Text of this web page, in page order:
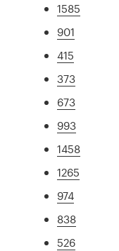
1585
901
415
373
673
993
1458
1265
974
838
526